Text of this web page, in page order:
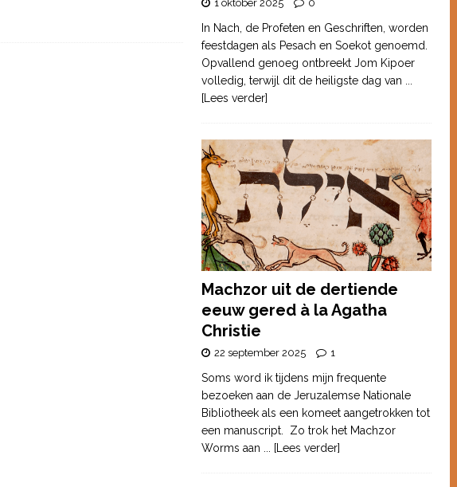
1 oktober 2025 0
In Nach, de Profeten en Geschriften, worden
feestdagen als Pesach en Soekot genoemd.
Opvallend genoeg ontbreekt Jom Kipoer
volledig, terwijl dit de heiligste dag van
[Lees verder]
Machzor uit de dertiende
eeuw gered à la Agatha
Christie
22 september 2025 1
Soms word ik tijdens mijn frequente
bezoeken aan de Jeruzalemse Nationale
Bibliotheek als een komeet aangetrokken tot
een manuscript. Zo trok het Machzor
Worms aan ... [Lees verder]